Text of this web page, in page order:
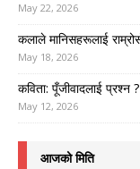
May 22, 2026
कलाले मानिसहरूलाई
May 18, 2026
कविता: पूँजीवादलाई प्रश्न ?
May 12, 2026
आजको मिति